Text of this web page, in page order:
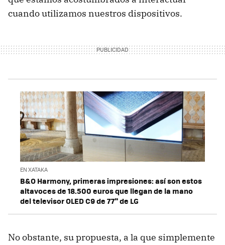
cuando utilizamos nuestros dispositivos.
EN XATAKA
B&O Harmony, primeras impresiones: así son estos
altavoces de 18.500 euros que llegan de la mano
del televisor OLED C9 de 77" de LG
No obstante, su propuesta, a la que simplemente